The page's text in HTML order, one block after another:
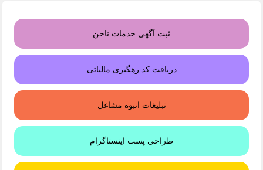
ثبت آگهی خدمات ناخن
دریافت کد رهگیری مالیاتی
تبلیغات انبوه مشاغل
طراحی پست اینستاگرام